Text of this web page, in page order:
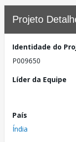
Projeto
Identidade do
P009650
Líder da Equipe
País
Índia